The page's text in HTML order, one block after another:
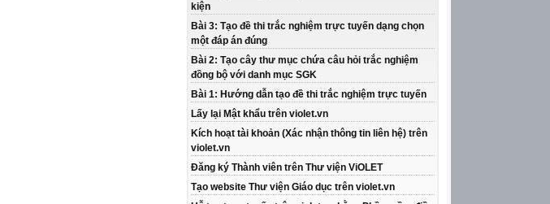
kiện
Bài 3: Tạo đề thi trắc nghiệm trực tuyến dạng chọn
một đáp án đúng
Bài 2: Tạo cây thư mục chứa câu hỏi trắc nghiệm
đồng bộ với danh mục SGK
Bài 1: Hướng dẫn tạo đề thi trắc nghiệm trực tuyến
Lấy lại Mật khẩu trên violet.vn
Kích hoạt tài khoản (Xác nhận thông tin liên hệ) trên
violet.vn
Đăng ký Thành viên trên Thư viện ViOLET
Tạo website Thư viện Giáo dục trên violet.vn